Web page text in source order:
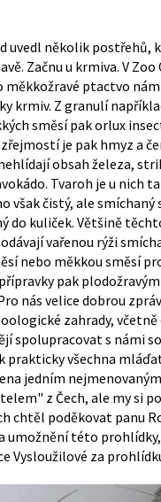
uvedl několik postřehů,
Začnu u krmiva. V
měkkožravé ptactvo
krmiv. Z granulí
směsí pak orlux
je pak hmyz a
obsah železa,
Tvaroh je u nich
však čistý, ale smíchaný
do kuliček. Většině
vařenou rýži
nebo měkkou směsí
pak
nás velice dobrou
zahrady,
spolupracovat s námi
prakticky všechna
jedním nejmenovaným
z Čech, ale my si
chtěl poděkovat panu
umožnění této
Vysloužilové za